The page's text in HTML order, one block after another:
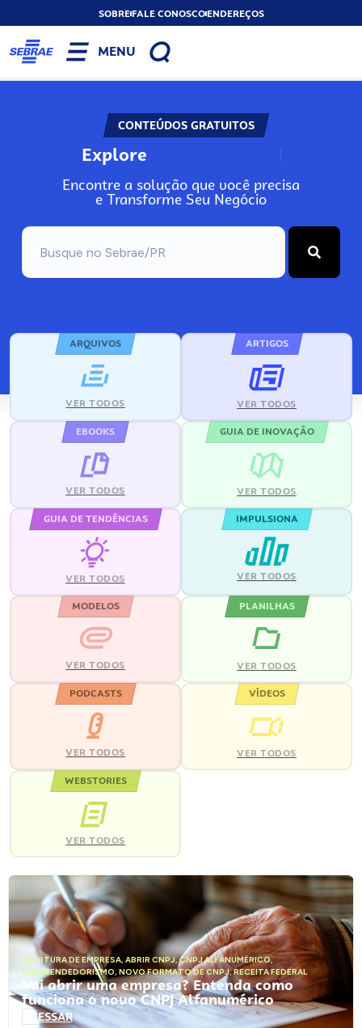
SOBREFALE CONOSCOENDEREÇOS
MENU
CONTEÚDOS GRATUITOS
Explore N
Encontre a solução que você precisa
e Transforme Seu Negócio
ARQUIVOS
VER TODOS
ARTIGOS
VER TODOS
EBOOKS
VER TODOS
GUIA DE INOVAÇÃO
VER TODOS
GUIA DE TENDÊNCIAS
VER TODOS
IMPULSIONA
VER TODOS
MODELOS
VER TODOS
PLANILHAS
VER TODOS
PODCASTS
VER TODOS
VÍDEOS
VER TODOS
WEBSTORIES
VER TODOS
ABERTURA DE EMPRESA, ABRIR CNPJ,CNPJ ALFANUMÉRICO,
EMPREENDEDORISMO, NOVO FORMATO DE CNPJ,RECEITA FEDERAL
Vai abrir uma empresa? Entenda como
funciona o novo CNPJ Alfanumérico
ACESSAR